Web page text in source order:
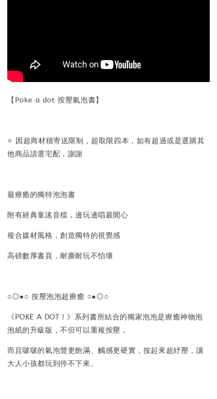
【Poke a dot 按壓氣泡書】
⭐ 因超商材積寄送限制，超取限四本，如有超過或是選購其
他商品請選宅配，謝謝
最療癒的獨特泡泡書
附有經典童謠音檔，邊玩邊唱最開心
複合媒材風格，創造獨特的視覺感
高磅數厚書頁，耐撕耐玩不怕壞
○◎●○ 按壓泡泡超療癒 ○●◎○
《POKE A DOT！》系列書所結合的獨家泡泡是療癒神物泡
泡紙的升級版，不但可以重複按壓，
而且啵啵的氣泡聲更飽滿、觸感更硬實，按起來超紓壓，讓
大人小孩都玩到停不下來。